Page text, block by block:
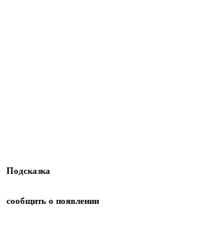
Подсказка
сообщить о появлении